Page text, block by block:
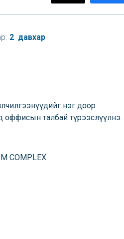
2 давхар
нэг доор
оффисын талбай түрээслүүлнэ.
СОMPLEX